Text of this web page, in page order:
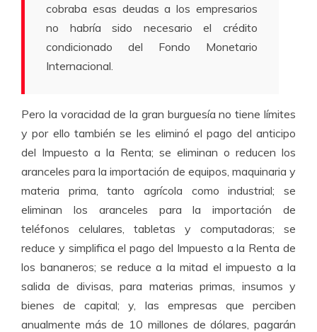
cobraba esas deudas a los empresarios
no habría sido necesario el crédito
condicionado del Fondo Monetario
Internacional.
Pero la voracidad de la gran burguesía no tiene límites
y por ello también se les eliminó el pago del anticipo
del Impuesto a la Renta; se eliminan o reducen los
aranceles para la importación de equipos, maquinaria y
materia prima, tanto agrícola como industrial; se
eliminan los aranceles para la importación de
teléfonos celulares, tabletas y computadoras; se
reduce y simplifica el pago del Impuesto a la Renta de
los bananeros; se reduce a la mitad el impuesto a la
salida de divisas, para materias primas, insumos y
bienes de capital; y, las empresas que perciben
anualmente más de 10 millones de dólares, pagarán